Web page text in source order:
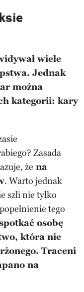
wiele
Jednak
można
kategorii: kary
Zasada
że na
. Warto jednak
szli nie tylko
tego
osobę
która nie
Traceni
na